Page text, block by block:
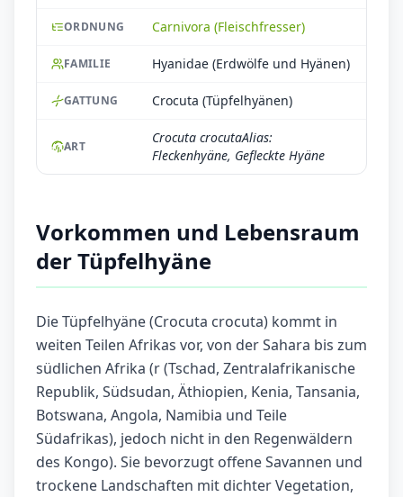
ORDNUNG Carnivora (Fleischfresser)
FAMILIE Hyanidae (Erdwölfe und Hyänen)
GATTUNG Crocuta (Tüpfelhyänen)
ART
Crocuta crocutaAlias:
Fleckenhyäne, Gefleckte Hyäne
Vorkommen und Lebensraum
der Tüpfelhyäne
Die Tüpfelhyäne (Crocuta crocuta) kommt in
weiten Teilen Afrikas vor, von der Sahara bis zum
südlichen Afrika (r (Tschad, Zentralafrikanische
Republik, Südsudan, Äthiopien, Kenia, Tansania,
Botswana, Angola, Namibia und Teile
Südafrikas), jedoch nicht in den Regenwäldern
des Kongo). Sie bevorzugt offene Savannen und
trockene Landschaften mit dichter Vegetation,